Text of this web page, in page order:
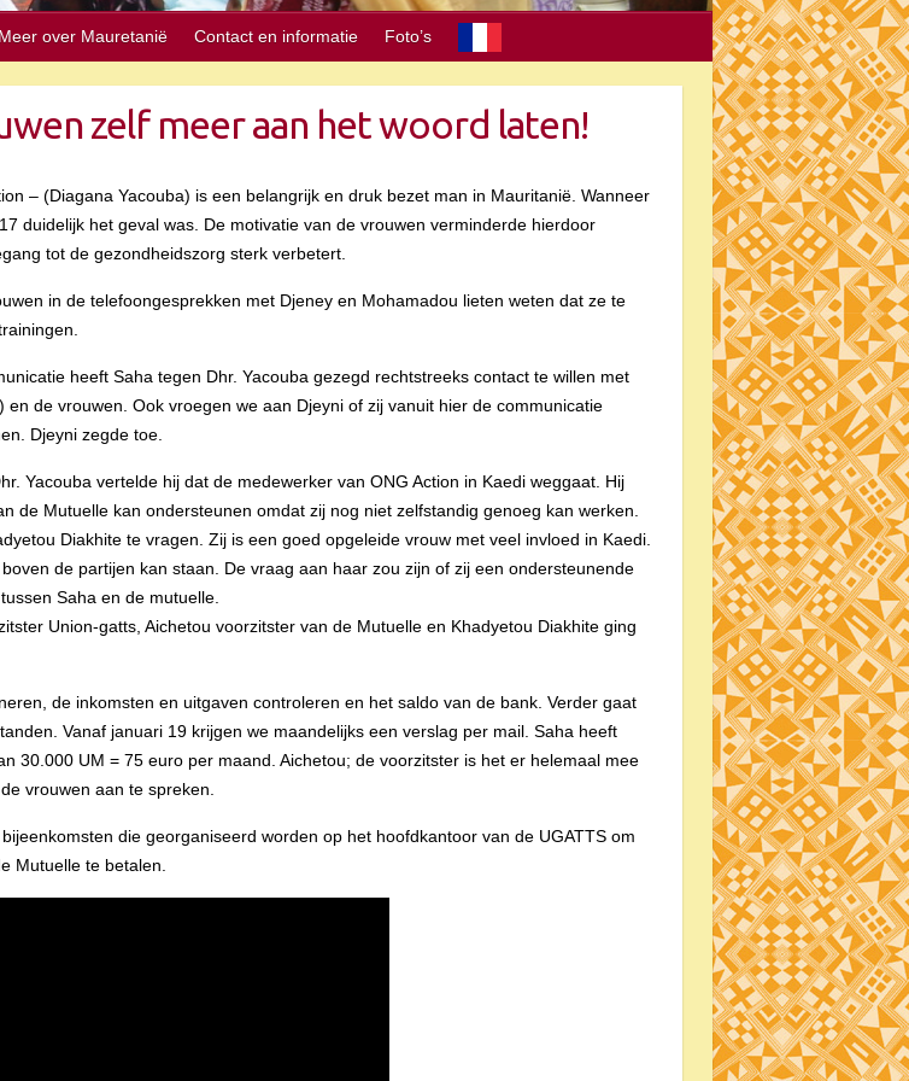
Meer over Mauretanië Contact en informatie Foto’s
zelf meer aan het woord laten!
– (Diagana Yacouba) is een belangrijk en druk bezet man in Mauritanië. Wanneer
duidelijk het geval was. De motivatie van de vrouwen verminderde hierdoor
tot de gezondheidszorg sterk verbetert.
in de telefoongesprekken met Djeney en Mohamadou lieten weten dat ze te
heeft Saha tegen Dhr. Yacouba gezegd rechtstreeks contact te willen met
de vrouwen. Ook vroegen we aan Djeyni of zij vanuit hier de communicatie
Djeyni zegde toe.
Yacouba vertelde hij dat de medewerker van ONG Action in Kaedi weggaat. Hij
de Mutuelle kan ondersteunen omdat zij nog niet zelfstandig genoeg kan werken.
Diakhite te vragen. Zij is een goed opgeleide vrouw met veel invloed in Kaedi.
de partijen kan staan. De vraag aan haar zou zijn of zij een ondersteunende
Saha en de mutuelle.
Union-gatts, Aichetou voorzitster van de Mutuelle en Khadyetou Diakhite ging
de inkomsten en uitgaven controleren en het saldo van de bank. Verder gaat
Vanaf januari 19 krijgen we maandelijks een verslag per mail. Saha heeft
30.000 UM = 75 euro per maand. Aichetou; de voorzitster is het er helemaal mee
vrouwen aan te spreken.
die georganiseerd worden op het hoofdkantoor van de UGATTS om
Mutuelle te betalen.